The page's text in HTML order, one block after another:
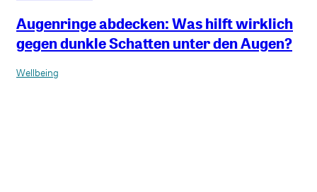
Augenringe abdecken: Was hilft wirklich
gegen dunkle Schatten unter den Augen?
Wellbeing